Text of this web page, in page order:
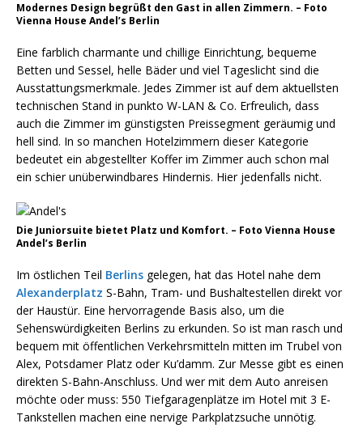
Modernes Design begrüßt den Gast in allen Zimmern. – Foto
Vienna House Andel’s Berlin
Eine farblich charmante und chillige Einrichtung, bequeme
Betten und Sessel, helle Bäder und viel Tageslicht sind die
Ausstattungsmerkmale. Jedes Zimmer ist auf dem aktuellsten
technischen Stand in punkto W-LAN & Co. Erfreulich, dass
auch die Zimmer im günstigsten Preissegment geräumig und
hell sind. In so manchen Hotelzimmern dieser Kategorie
bedeutet ein abgestellter Koffer im Zimmer auch schon mal
ein schier unüberwindbares Hindernis. Hier jedenfalls nicht.
Die Juniorsuite bietet Platz und Komfort. – Foto Vienna House
Andel’s Berlin
Im östlichen Teil Berlins gelegen, hat das Hotel nahe dem
Alexanderplatz S-Bahn, Tram- und Bushaltestellen direkt vor
der Haustür. Eine hervorragende Basis also, um die
Sehenswürdigkeiten Berlins zu erkunden. So ist man rasch und
bequem mit öffentlichen Verkehrsmitteln mitten im Trubel von
Alex, Potsdamer Platz oder Ku’damm. Zur Messe gibt es einen
direkten S-Bahn-Anschluss. Und wer mit dem Auto anreisen
möchte oder muss: 550 Tiefgaragenplätze im Hotel mit 3 E-
Tankstellen machen eine nervige Parkplatzsuche unnötig.